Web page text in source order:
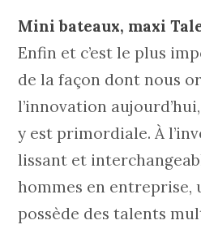
Mini bateaux, maxi
Enfin et c’est le plus
de la façon dont nous
l’innovation
y est primordiale. À
lissant et
hommes en entreprise,
possède des talents